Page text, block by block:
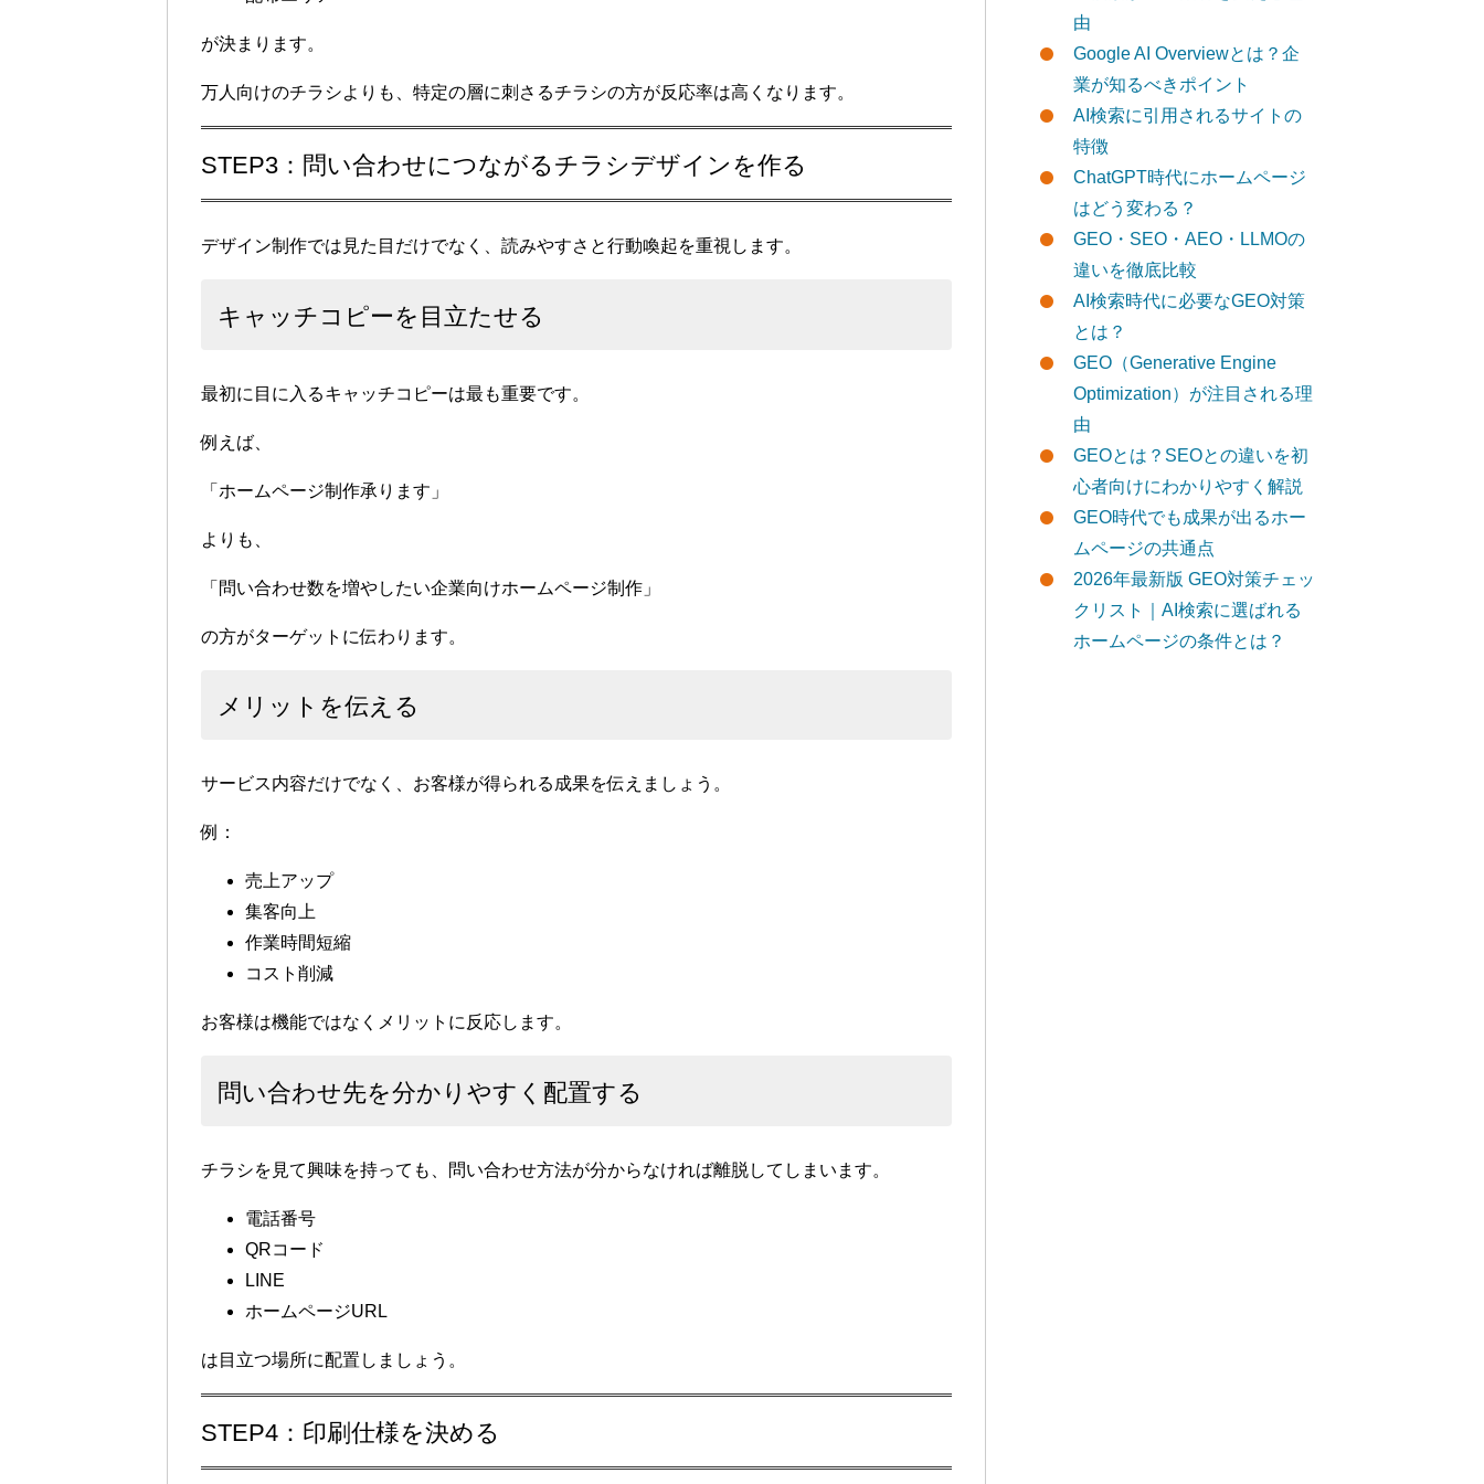
が決まります。
万人向けのチラシよりも、特定の層に刺さるチラシの方が反応率は高くなります。
STEP3：問い合わせにつながるチラシデザインを作る
デザイン制作では見た目だけでなく、読みやすさと行動喚起を重視します。
キャッチコピーを目立たせる
最初に目に入るキャッチコピーは最も重要です。
例えば、
「ホームページ制作承ります」
よりも、
「問い合わせ数を増やしたい企業向けホームページ制作」
の方がターゲットに伝わります。
メリットを伝える
サービス内容だけでなく、お客様が得られる成果を伝えましょう。
例：
売上アップ
集客向上
作業時間短縮
コスト削減
お客様は機能ではなくメリットに反応します。
問い合わせ先を分かりやすく配置する
チラシを見て興味を持っても、問い合わせ方法が分からなければ離脱してしまいます。
電話番号
QRコード
LINE
ホームページURL
は目立つ場所に配置しましょう。
STEP4：印刷仕様を決める
由
Google AI Overviewとは？企
業が知るべきポイント
AI検索に引用されるサイトの
特徴
ChatGPT時代にホームページ
はどう変わる？
GEO・SEO・AEO・LLMOの
違いを徹底比較
AI検索時代に必要なGEO対策
とは？
GEO（Generative Engine
Optimization）が注目される理
由
GEOとは？SEOとの違いを初
心者向けにわかりやすく解説
GEO時代でも成果が出るホー
ムページの共通点
2026年最新版 GEO対策チェッ
クリスト｜AI検索に選ばれる
ホームページの条件とは？